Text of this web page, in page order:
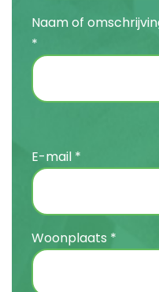
Naam of
*
E-mail *
Woonplaats *